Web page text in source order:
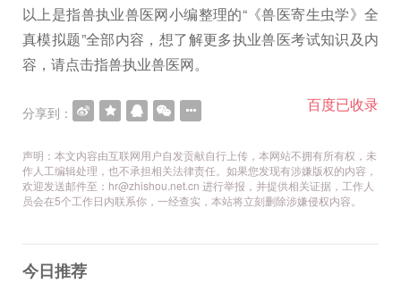
以上是指兽执业兽医网小编整理的“《兽医寄生虫学》全
真模拟题”全部内容，想了解更多执业兽医考试知识及内
容，请点击指兽执业兽医网。
百度已收录
分享到：
声明：本文内容由互联网用户自发贡献自行上传，本网站不拥有所有权，未
作人工编辑处理，也不承担相关法律责任。如果您发现有涉嫌版权的内容，
欢迎发送邮件至：hr@zhishou.net.cn 进行举报，并提供相关证据，工作人
员会在5个工作日内联系你，一经查实，本站将立刻删除涉嫌侵权内容。
今日推荐